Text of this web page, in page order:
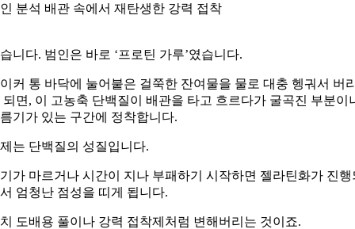
분석 배관 속에서 재탄생한 강력 접착
니다. 범인은 바로 ‘프로틴 가루’였습니다.
커 통 바닥에 눌어붙은 걸쭉한 잔여물을 물로 대충 헹궈서 버
되면, 이 고농축 단백질이 배관을 타고 흐르다가 굴곡진 부분이
기가 있는 구간에 정착합니다.
는 단백질의 성질입니다.
가 마르거나 시간이 지나 부패하기 시작하면 젤라틴화가 진행
엄청난 점성을 띠게 됩니다.
도배용 풀이나 강력 접착제처럼 변해버리는 것이죠.